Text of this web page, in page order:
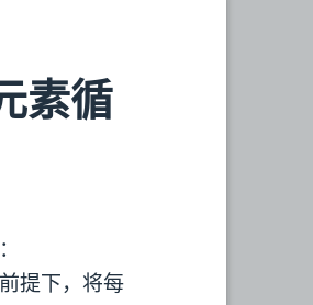
素循
提下，将每